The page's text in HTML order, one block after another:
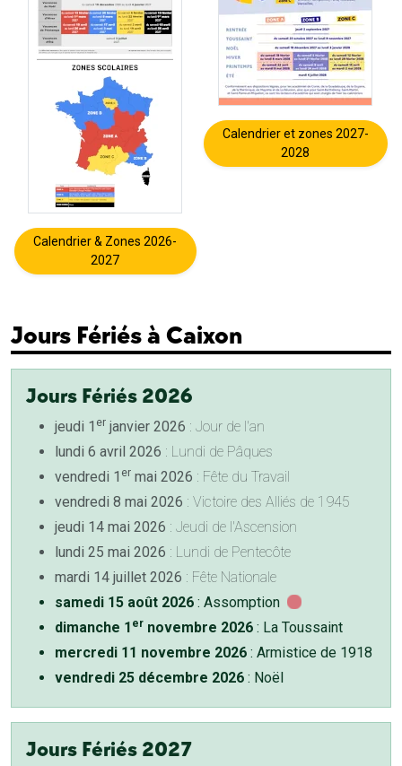
Calendrier & Zones 2026-
2027
Calendrier et zones 2027-
2028
Jours Fériés à Caixon
Jours Fériés 2026
jeudi 1 er janvier 2026 : Jour de l'an
lundi 6 avril 2026 : Lundi de Pâques
vendredi 1 er mai 2026 : Fête du Travail
vendredi 8 mai 2026 : Victoire des Alliés de 1945
jeudi 14 mai 2026 : Jeudi de l'Ascension
lundi 25 mai 2026 : Lundi de Pentecôte
mardi 14 juillet 2026 : Fête Nationale
samedi 15 août 2026 : Assomption
dimanche 1 er novembre 2026 : La Toussaint
mercredi 11 novembre 2026 : Armistice de 1918
vendredi 25 décembre 2026 : Noël
Jours Fériés 2027